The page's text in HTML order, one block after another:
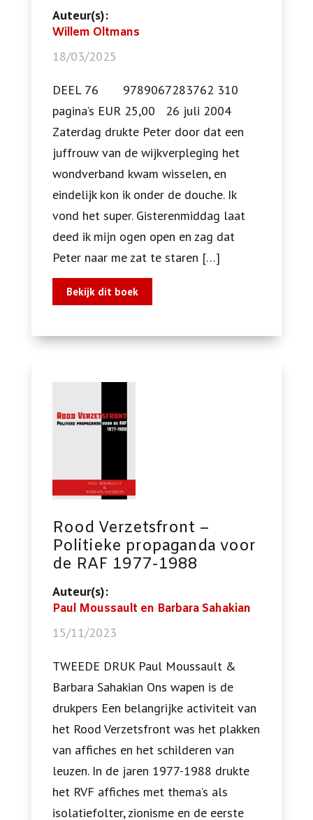
Auteur(s):
Willem Oltmans
18/03/2025
DEEL 76 9789067283762 310
pagina’s EUR 25,00 26 juli 2004
Zaterdag drukte Peter door dat een
juffrouw van de wijkverpleging het
wondverband kwam wisselen, en
eindelijk kon ik onder de douche. Ik
vond het super. Gisterenmiddag laat
deed ik mijn ogen open en zag dat
Peter naar me zat te staren […]
Bekijk dit boek
Rood Verzetsfront –
Politieke propaganda voor
de RAF 1977-1988
Auteur(s):
Paul Moussault en Barbara Sahakian
15/11/2023
TWEEDE DRUK Paul Moussault &
Barbara Sahakian Ons wapen is de
drukpers Een belangrijke activiteit van
het Rood Verzetsfront was het plakken
van affiches en het schilderen van
leuzen. In de jaren 1977-1988 drukte
het RVF affiches met thema’s als
isolatiefolter, zionisme en de eerste